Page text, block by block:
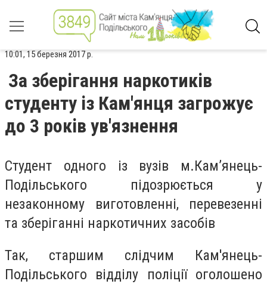
10:01, 15 березня 2017 р.
За зберігання наркотиків
студенту із Кам'янця загрожує
до 3 років ув'язнення
Студент одного із вузів м.Кам’янець-
Подільського підозрюється у
незаконному виготовленні, перевезенні
та зберіганні наркотичних засобів
Так, старшим слідчим Кам'янець-
Подільського відділу поліції оголошено